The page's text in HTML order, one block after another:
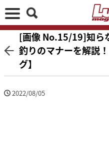
[画像 No.15/19]知ら
釣りのマナーを解説
グ】
2022/08/05